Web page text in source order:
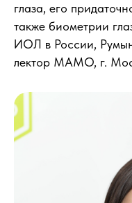
глаза, его
также биометрии
ИОЛ в России,
лектор МАМО, г.